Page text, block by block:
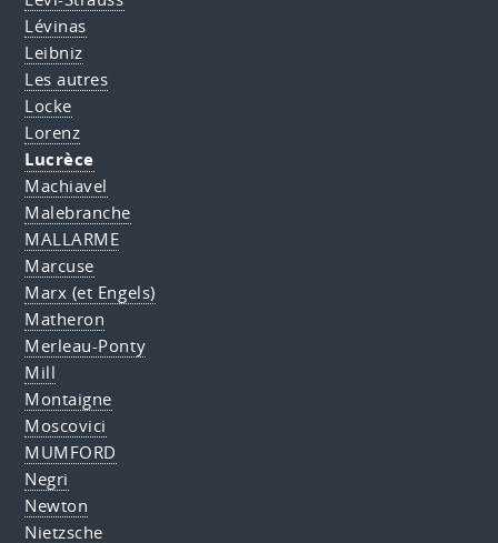
Lévinas
Leibniz
Les autres
Locke
Lorenz
Lucrèce
Machiavel
Malebranche
MALLARME
Marcuse
Marx (et Engels)
Matheron
Merleau-Ponty
Mill
Montaigne
Moscovici
MUMFORD
Negri
Newton
Nietzsche